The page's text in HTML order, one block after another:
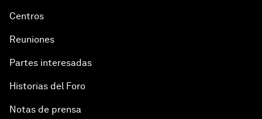
Centros
Reuniones
Partes interesadas
Historias del Foro
Notas de prensa